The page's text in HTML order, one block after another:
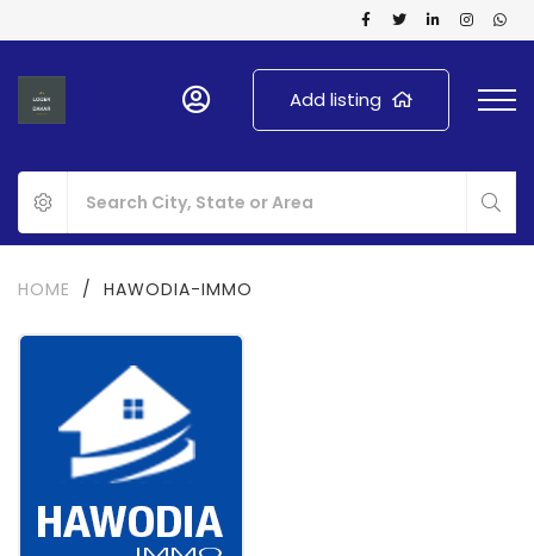
Add listing
HOME / HAWODIA-IMMO